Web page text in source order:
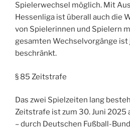
Spielerwechsel möglich. Mit
Hessenliga ist überall auch die
von Spielerinnen und Spielern
gesamten Wechselvorgänge
beschränkt.
§ 85 Zeitstrafe
Das zwei Spielzeiten lang
Zeitstrafe ist zum 30. Juni 2025
– durch Deutschen Fußball-